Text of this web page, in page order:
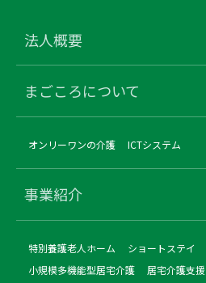
法人概要
まごころについて
オンリーワンの介護 ICTシステム
事業紹介
特別養護老人ホーム ショートステイ
小規模多機能型居宅介護
居宅介護支援